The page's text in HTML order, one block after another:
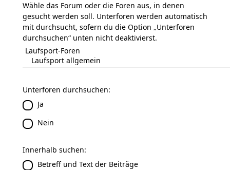
Wähle das Forum oder die Foren aus, in denen
gesucht werden soll. Unterforen werden automatisch
mit durchsucht, sofern du die Option „Unterforen
durchsuchen“ unten nicht deaktivierst.
Unterforen durchsuchen:
Ja
Nein
Innerhalb suchen:
Betreff und Text der Beiträge